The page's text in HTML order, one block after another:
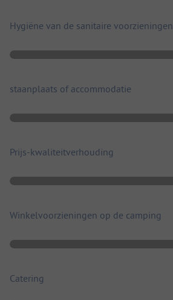
Hygiëne van de sanitaire voorzieningen
staanplaats of accommodatie
Prijs-kwaliteitverhouding
Winkelvoorzieningen op de camping
Catering